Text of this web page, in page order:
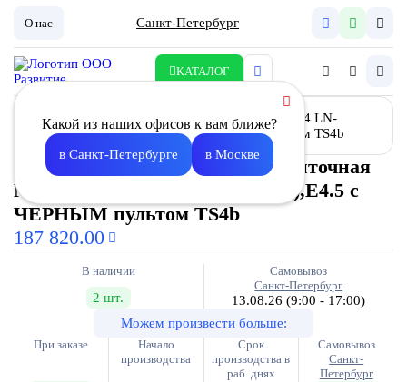
О нас Санкт-Петербург
КАТАЛОГ
Какой из наших офисов к вам ближе?
в Санкт-Петербурге в Москве
Установка вентиляционная приточная
Node4 LN- 200(50m)/VEC(Sl146),E4.5 с
ЧЕРНЫМ пультом TS4b
187 820.00
В наличии
2 шт.
Самовывоз
Санкт-Петербург
13.08.26(9:00 - 17:00)
Можем произвести больше:
При заказе
Начало
производства
Срок
производства в
раб. днях
Самовывоз
Санкт-
Петербург